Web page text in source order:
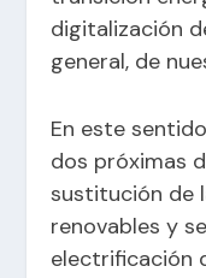
digitalización
general, de
En este
dos próximas
sustitución de
renovables y
electrificación